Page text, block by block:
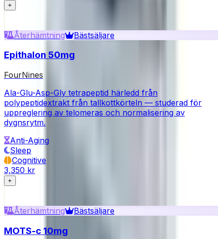
+
Återhämtning Bästsäljare
Epithalon 50mg
FourNines
Ala-Glu-Asp-Gly tetrapeptid härledd från
polypeptidextrakt från tallkottkörteln — studerad för
uppreglering av telomeras och normalisering av
dygnsrytm.
Anti-Aging
Sleep
Cognitive
3,350 kr
+
Återhämtning Bästsäljare
MOTS-c 10mg